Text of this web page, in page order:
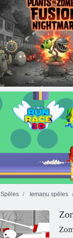
Plants vs Zombies Fusion
Spēles Iemaņu spēles